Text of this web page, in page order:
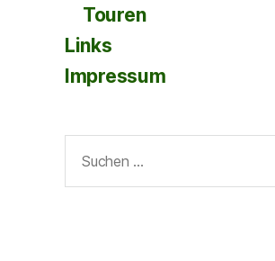
Touren
Links
Impressum
nach: